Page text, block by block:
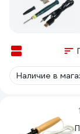
Наличие в